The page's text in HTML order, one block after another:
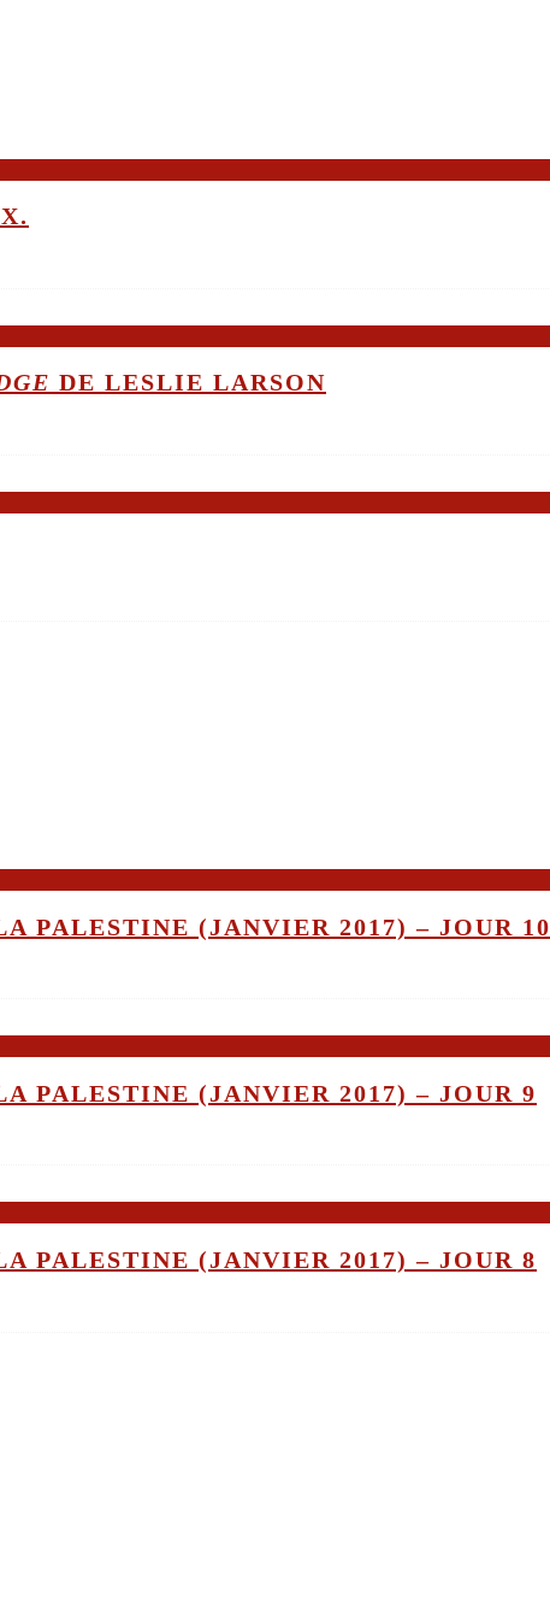
DE LESLIE LARSON
PALESTINE (JANVIER 2017) – JOUR 10
PALESTINE (JANVIER 2017) – JOUR 9
PALESTINE (JANVIER 2017) – JOUR 8